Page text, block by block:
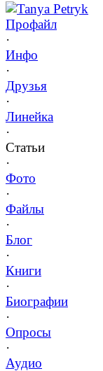
Tanya Petryk
Профайл
·
Инфо
·
Друзья
·
Линейка
·
Статьи
·
Фото
·
Файлы
·
Блог
·
Книги
·
Биографии
·
Опросы
·
Аудио